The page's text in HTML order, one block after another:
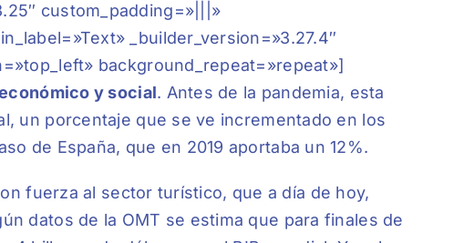
custom_padding=»|||»
_builder_version=»3.27.4″
background_repeat=»repeat»]
y social. Antes de la pandemia, esta
un porcentaje que se ve incrementado en los
de España, que en 2019 aportaba un 12%.
fuerza al sector turístico, que a día de hoy,
datos de la OMT se estima que para finales de